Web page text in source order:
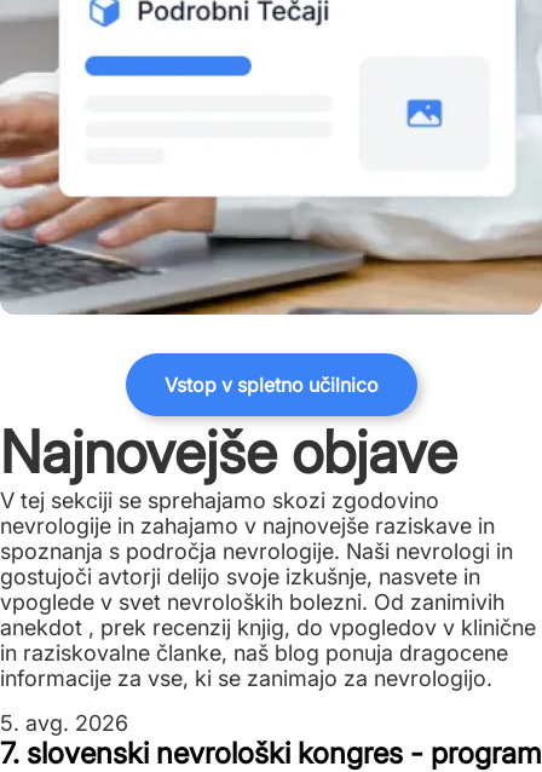
Vstop v spletno učilnico
Najnovejše objave
V tej sekciji se sprehajamo skozi zgodovino
nevrologije in zahajamo v najnovejše raziskave in
spoznanja s področja nevrologije. Naši nevrologi in
gostujoči avtorji delijo svoje izkušnje, nasvete in
vpoglede v svet nevroloških bolezni. Od zanimivih
anekdot , prek recenzij knjig, do vpogledov v klinične
in raziskovalne članke, naš blog ponuja dragocene
informacije za vse, ki se zanimajo za nevrologijo.
5. avg. 2026
7. slovenski nevrološki kongres - program